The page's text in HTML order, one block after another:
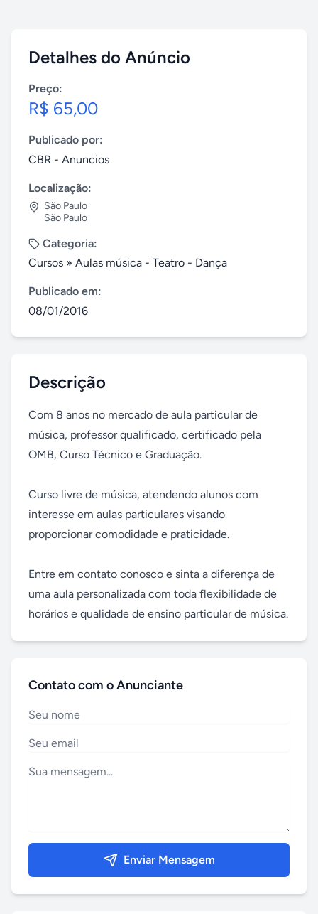
Detalhes do Anúncio
Preço:
R$ 65,00
Publicado por:
CBR - Anuncios
Localização:
São Paulo
São Paulo
Categoria:
Cursos » Aulas música - Teatro - Dança
Publicado em:
08/01/2016
Descrição
Com 8 anos no mercado de aula particular de
música, professor qualificado, certificado pela
OMB, Curso Técnico e Graduação.
Curso livre de música, atendendo alunos com
interesse em aulas particulares visando
proporcionar comodidade e praticidade.
Entre em contato conosco e sinta a diferença de
uma aula personalizada com toda flexibilidade de
horários e qualidade de ensino particular de música.
Contato com o Anunciante
Enviar Mensagem